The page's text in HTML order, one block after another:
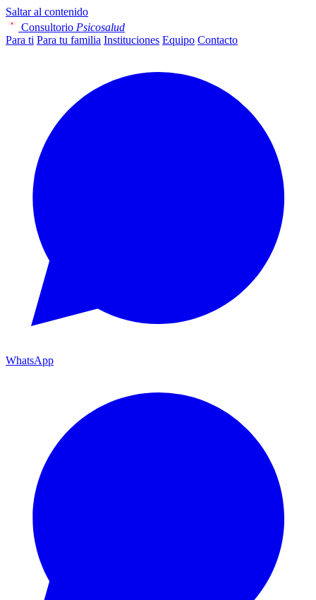
Saltar al contenido
Consultorio Psicosalud
Para ti Para tu familia Instituciones Equipo Contacto
WhatsApp